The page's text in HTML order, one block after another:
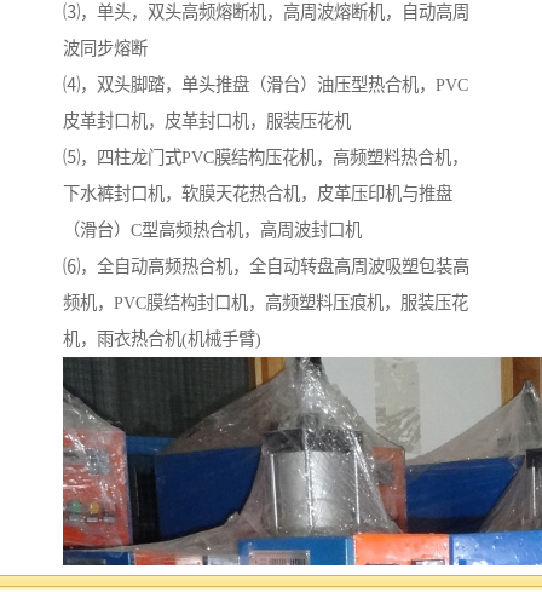
⑶，单头，双头高频熔断机，高周波熔断机，自动高周
波同步熔断
⑷，双头脚踏，单头推盘（滑台）油压型热合机，PVC
皮革封口机，皮革封口机，服装压花机
⑸，四柱龙门式PVC膜结构压花机，高频塑料热合机，
下水裤封口机，软膜天花热合机，皮革压印机与推盘
（滑台）C型高频热合机，高周波封口机
⑹，全自动高频热合机，全自动转盘高周波吸塑包装高
频机，PVC膜结构封口机，高频塑料压痕机，服装压花
机，雨衣热合机(机械手臂)